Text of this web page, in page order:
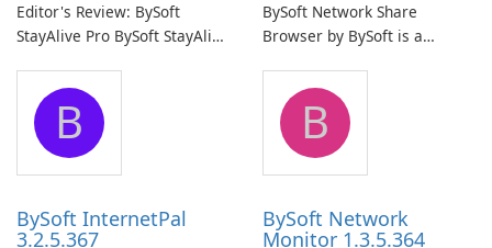
Editor's Review: BySoft
StayAlive Pro BySoft StayAlive
application designed to
ensure the continuous and
uninterrupted operation of
your computer system.
BySoft Network Share
Browser by BySoft is a
application that allows users
to easily browse and manage
shared folders on their
network.
B
BySoft InternetPal
3.2.5.367
B
BySoft Network
Monitor 1.3.5.364